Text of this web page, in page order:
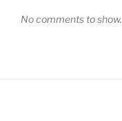
No comments to show.